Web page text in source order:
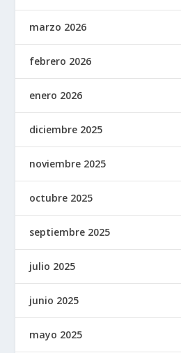
marzo 2026
febrero 2026
enero 2026
diciembre 2025
noviembre 2025
octubre 2025
septiembre 2025
julio 2025
junio 2025
mayo 2025